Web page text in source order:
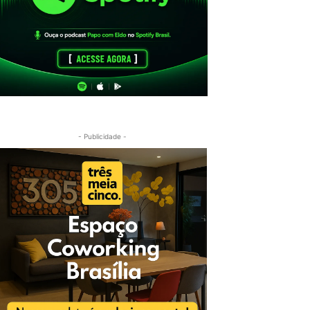
- Publicidade -